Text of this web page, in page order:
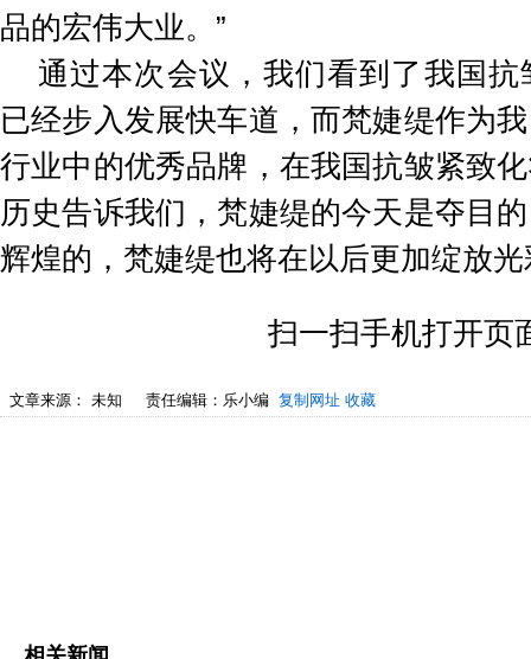
品的宏伟大业。”
通过本次会议，我们看到了我国
已经步入发展快车道，而梵婕缇作为
行业中的优秀品牌，在我国抗皱紧致
历史告诉我们，梵婕缇的今天是夺目
辉煌的，梵婕缇也将在以后更加绽放
扫一扫手机打开页
文章来源： 未知 责任编辑：乐小编 复制网址 收藏